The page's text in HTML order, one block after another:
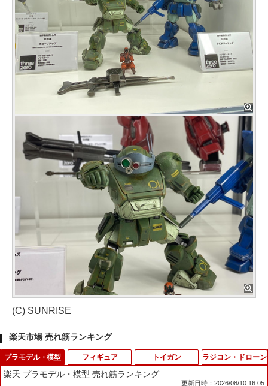
(C) SUNRISE
楽天市場 売れ筋ランキング
プラモデル・模型
楽天 プラモデル・模型 売れ筋ランキング
更新日時：2026/08/10 16:05
フィギュア トイガン ラジコン・ドローン